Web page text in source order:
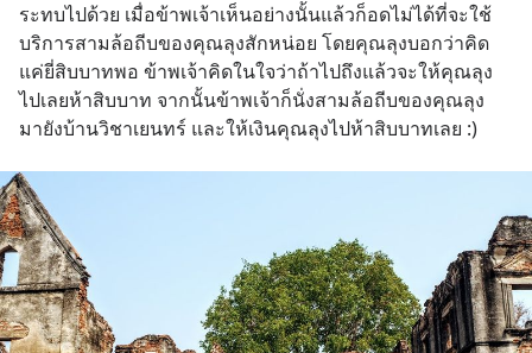
ระทบไปด้วย เมื่อข้าพเจ้าเห็นอย่างนั้นแล้วก็อดไม่ได้ที่จะใช้
บริการสามล้อถีบของคุณลุงสักหน่อย โดยคุณลุงบอกว่าคิด
แค่ยี่สิบบาทพอ ข้าพเจ้าคิดในใจว่าถ้าไปถึงแล้วจะให้คุณลุง
ไปเลยห้าสิบบาท จากนั้นข้าพเจ้าก็นั่งสามล้อถีบของคุณลุง
มายังบ้านวิชาเยนทร์ และให้เงินคุณลุงไปห้าสิบบาทเลย :)